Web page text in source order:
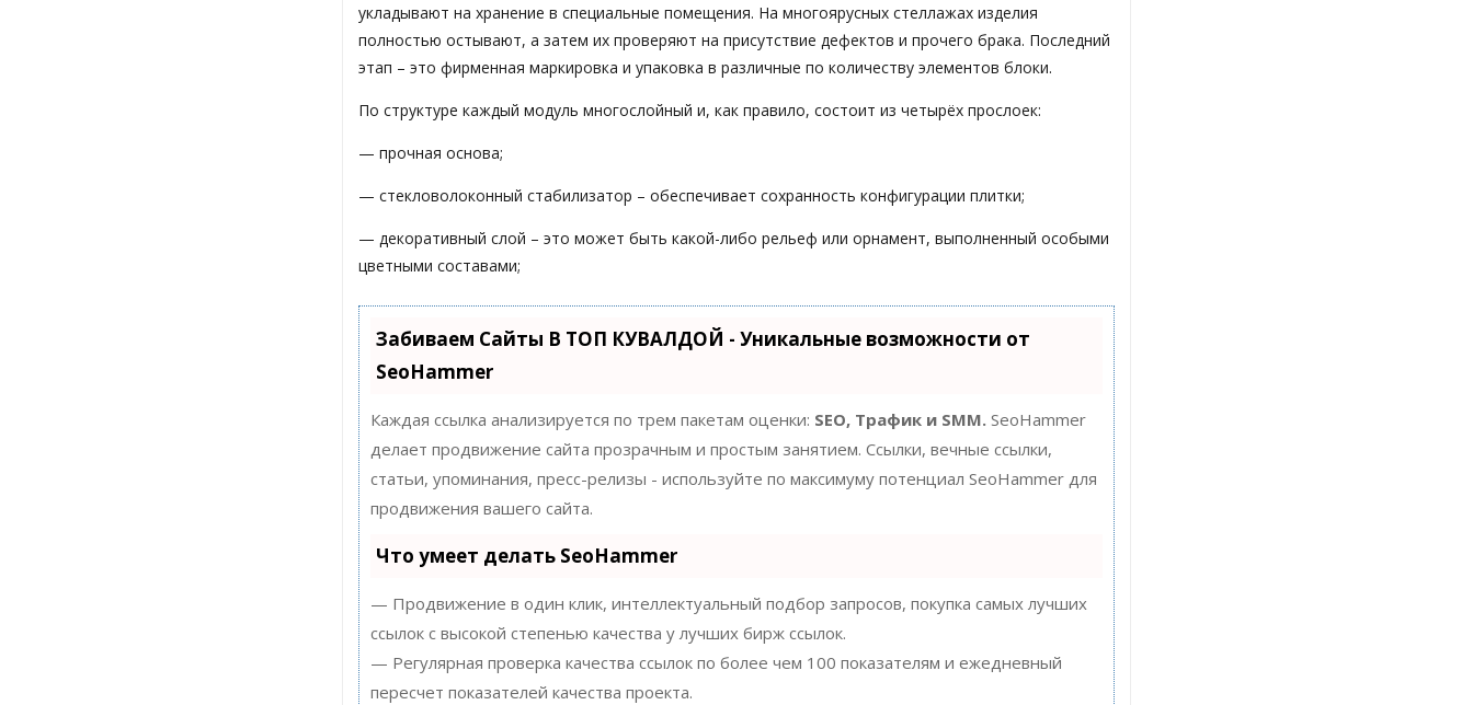
укладывают на хранение в специальные помещения. На многоярусных стеллажах изделия
полностью остывают, а затем их проверяют на присутствие дефектов и прочего брака. Последний
этап – это фирменная маркировка и упаковка в различные по количеству элементов блоки.
По структуре каждый модуль многослойный и, как правило, состоит из четырёх прослоек:
— прочная основа;
— стекловолоконный стабилизатор – обеспечивает сохранность конфигурации плитки;
— декоративный слой – это может быть какой-либо рельеф или орнамент, выполненный особыми
цветными составами;
Забиваем Сайты В ТОП КУВАЛДОЙ - Уникальные возможности от
SeoHammer
Каждая ссылка анализируется по трем пакетам оценки: SEO, Трафик и SMM. SeoHammer
делает продвижение сайта прозрачным и простым занятием. Ссылки, вечные ссылки,
статьи, упоминания, пресс-релизы - используйте по максимуму потенциал SeoHammer для
продвижения вашего сайта.
Что умеет делать SeoHammer
— Продвижение в один клик, интеллектуальный подбор запросов, покупка самых лучших
ссылок с высокой степенью качества у лучших бирж ссылок.
— Регулярная проверка качества ссылок по более чем 100 показателям и ежедневный
пересчет показателей качества проекта.